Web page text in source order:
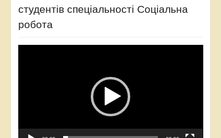
студентів спеціальності Соціальна
робота